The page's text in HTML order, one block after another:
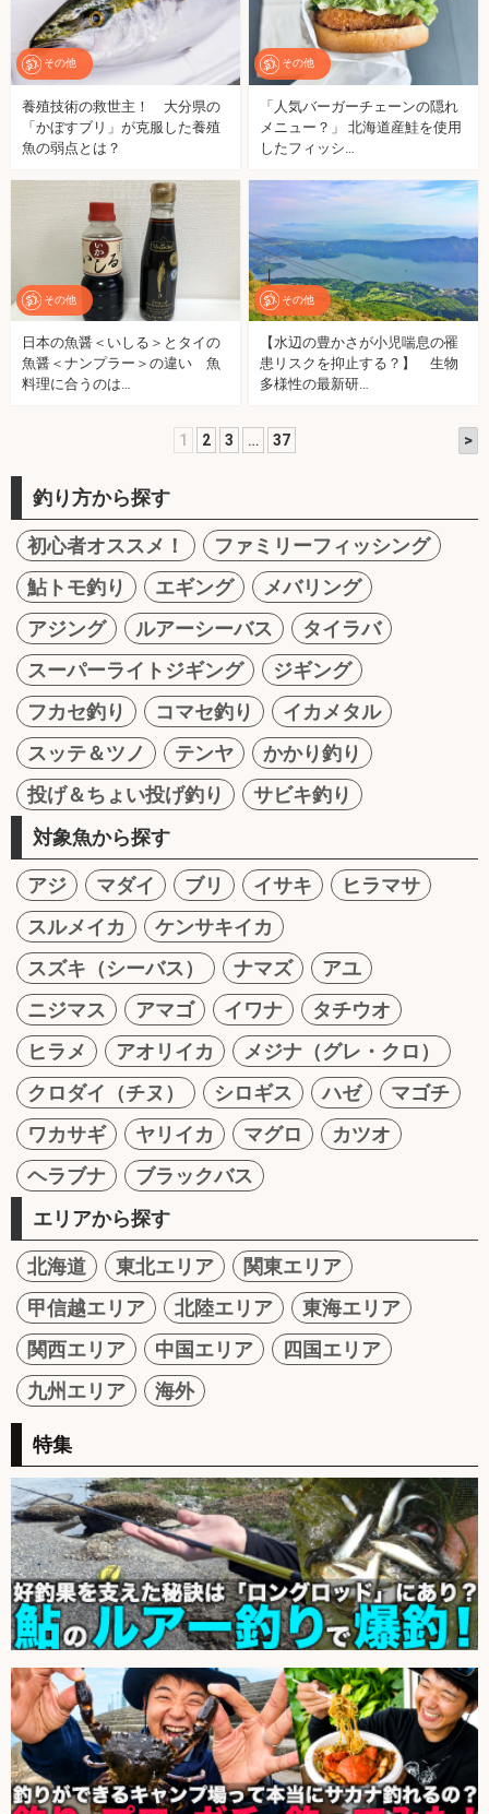
その他
養殖技術の救世主！ 大分県の
「かぼすブリ」が克服した養殖
魚の弱点とは？
その他
「人気バーガーチェーンの隠れ
メニュー？」 北海道産鮭を使用
したフィッシ…
その他
日本の魚醤＜いしる＞とタイの
魚醤＜ナンプラー＞の違い 魚
料理に合うのは…
その他
【水辺の豊かさが小児喘息の罹
患リスクを抑止する？】 生物
多様性の最新研…
1 2 3 … 37 >
釣り方から探す
初心者オススメ！
ファミリーフィッシング
鮎トモ釣り
エギング
メバリング
アジング
ルアーシーバス
タイラバ
スーパーライトジギング
ジギング
フカセ釣り
コマセ釣り
イカメタル
スッテ＆ツノ
テンヤ
かかり釣り
投げ＆ちょい投げ釣り
サビキ釣り
対象魚から探す
アジ マダイ ブリ イサキ
ヒラマサ
スルメイカ
ケンサキイカ
スズキ（シーバス）
ナマズ
アユ
ニジマス
アマゴ イワナ
タチウオ
ヒラメ
アオリイカ
メジナ（グレ・クロ）
クロダイ（チヌ）
シロギス ハゼ
マゴチ
ワカサギ
ヤリイカ マグロ
カツオ
ヘラブナ
ブラックバス
エリアから探す
北海道 東北エリア
関東エリア
甲信越エリア
北陸エリア
東海エリア
関西エリア
中国エリア
四国エリア
九州エリア
海外
特集